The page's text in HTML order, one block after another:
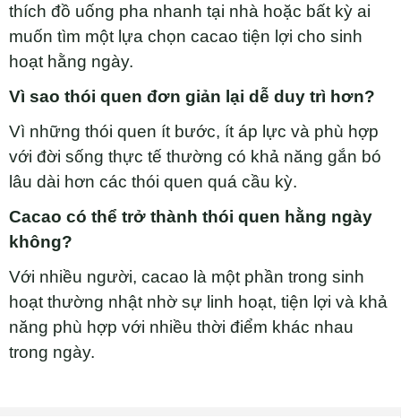
thích đồ uống pha nhanh tại nhà hoặc bất kỳ ai
muốn tìm một lựa chọn cacao tiện lợi cho sinh
hoạt hằng ngày.
Vì sao thói quen đơn giản lại dễ duy trì hơn?
Vì những thói quen ít bước, ít áp lực và phù hợp
với đời sống thực tế thường có khả năng gắn bó
lâu dài hơn các thói quen quá cầu kỳ.
Cacao có thể trở thành thói quen hằng ngày
không?
Với nhiều người, cacao là một phần trong sinh
hoạt thường nhật nhờ sự linh hoạt, tiện lợi và khả
năng phù hợp với nhiều thời điểm khác nhau
trong ngày.